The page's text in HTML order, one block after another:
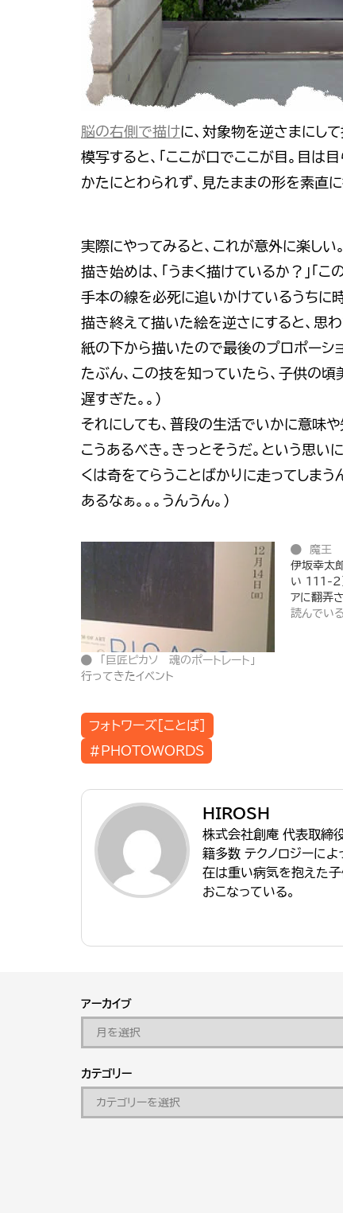
脳の右側で描けに、対象物を逆さまにし
模写すると、「ここが口でここが目。目は
かたにとわられず、見たままの形を素直に
実際にやってみると、これが意外に楽しい。
描き始めは、「うまく描けているか？」「
手本の線を必死に追いかけているうちに
描き終えて描いた絵を逆さにすると、思わ
紙の下から描いたので最後のプロポーシ
たぶん、この技を知っていたら、子供の頃
遅すぎた。。）
それにしても、普段の生活でいかに意味
こうあるべき。きっとそうだ。という思い
くは奇をてらうことばかりに走ってしまう
あるなぁ。。。うんうん。）
「巨匠ピカソ 魂のポートレート」
行ってきたイベント
魔王
伊坂幸太
い 111-2)
アに翻弄
読んでい
フォトワーズ[ことば]
#PHOTOWORDS
HIROSH
株式会社創庵 代表取締
籍多数 テクノロジーに
在は重い病気を抱えた
おこなっている。
アーカイブ
カテゴリー